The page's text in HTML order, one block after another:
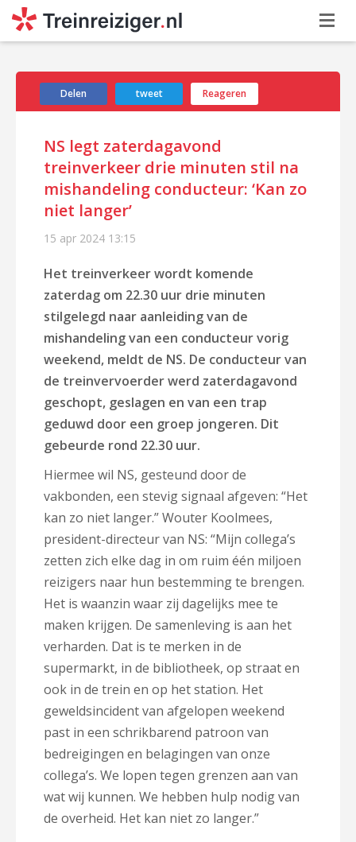
Delen tweet Reageren
NS legt zaterdagavond
treinverkeer drie minuten stil na
mishandeling conducteur: ‘Kan zo
niet langer’
15 apr 2024 13:15
Het treinverkeer wordt komende
zaterdag om 22.30 uur drie minuten
stilgelegd naar aanleiding van de
mishandeling van een conducteur vorig
weekend, meldt de NS. De conducteur van
de treinvervoerder werd zaterdagavond
geschopt, geslagen en van een trap
geduwd door een groep jongeren. Dit
gebeurde rond 22.30 uur.
Hiermee wil NS, gesteund door de
vakbonden, een stevig signaal afgeven: “Het
kan zo niet langer.” Wouter Koolmees,
president-directeur van NS: “Mijn collega’s
zetten zich elke dag in om ruim één miljoen
reizigers naar hun bestemming te brengen.
Het is waanzin waar zij dagelijks mee te
maken krijgen. De samenleving is aan het
verharden. Dat is te merken in de
supermarkt, in de bibliotheek, op straat en
ook in de trein en op het station. Het
geweldsincident van afgelopen weekend
past in een schrikbarend patroon van
bedreigingen en belagingen van onze
collega’s. We lopen tegen grenzen aan van
wat wij kunnen. We hebben hulp nodig van
de overheid. Het kan niet zo langer.”